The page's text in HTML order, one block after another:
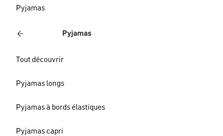
Pyjamas
Pyjamas
Tout découvrir
Pyjamas longs
Pyjamas à bords élastiques
Pyjamas capri